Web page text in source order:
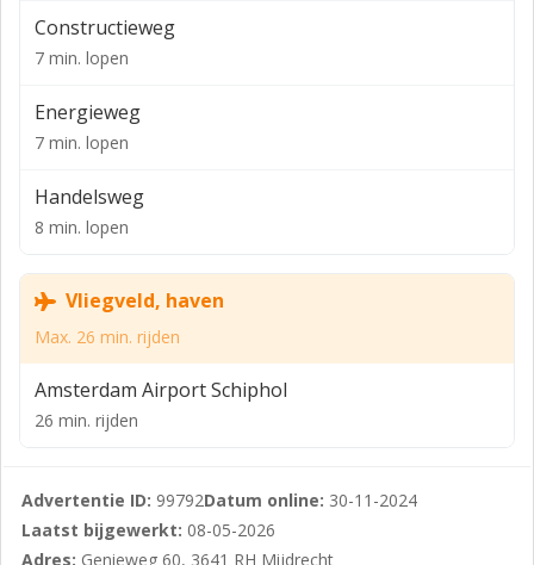
- Winkelruimte van ca. 695 m² VVO +
magazijn-/expeditieruimte van ca. 400 m² VVO.
Verdieping:
- Circa 867 m² VVO winkelruimte + circa 40 m² VVO
Totaal: ca. 2.002 m² VVO beschikbaar.
Het pand heeft een ruime bestemming, uitstekend
geschikt voor gebruik als winkel en-/of
showroomruimte.
Het vigerende bestemmingsplan, bestemmingsplan
‘Bedrijventerrein Mijdrecht en Vinkeveen’,
bedrijven voor zover vallend in de bedrijfscategorieën 1
Constructieweg
7 min. lopen
Energieweg
7 min. lopen
Handelsweg
8 min. lopen
Vliegveld, haven
Max. 26 min. rijden
Amsterdam Airport Schiphol
26 min. rijden
Advertentie ID: 99792Datum online: 30-11-2024
Laatst bijgewerkt: 08-05-2026
Adres: Genieweg 60, 3641 RH Mijdrecht